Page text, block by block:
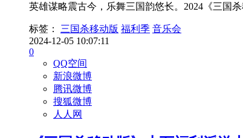
英雄谋略震古今，乐舞三国韵悠长。2024《三国
标签： 三国杀移动版 福利季 音乐会
2024-12-05 10:07:11
0
QQ空间
新浪微博
腾讯微博
搜狐微博
人人网